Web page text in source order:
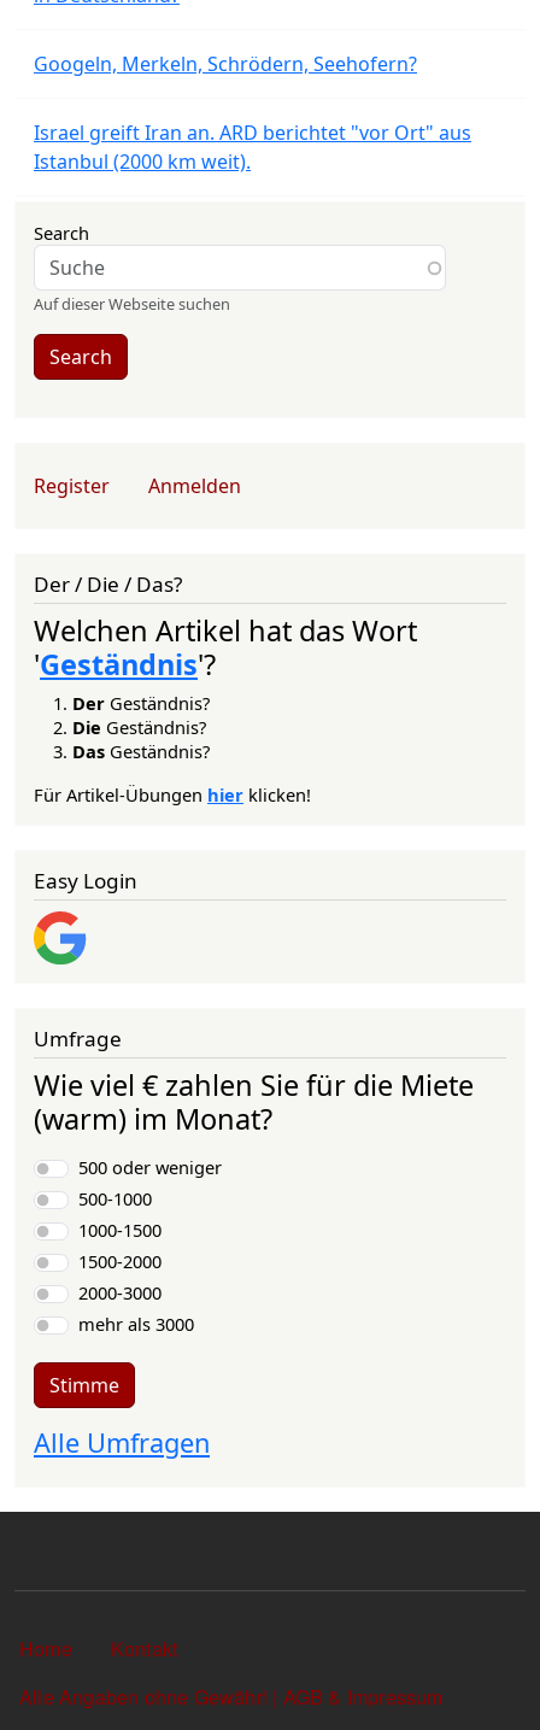
Googeln, Merkeln, Schrödern, Seehofern?
Israel greift Iran an. ARD berichtet "vor Ort" aus
Istanbul (2000 km weit).
Search
Auf dieser Webseite suchen
Search
User account menu
Register Anmelden
Der / Die / Das?
Welchen Artikel hat das Wort
'Geständnis'?
Der Geständnis?
Die Geständnis?
Das Geständnis?
Für Artikel-Übungen hier klicken!
Easy Login
Umfrage
Wie viel € zahlen Sie für die Miete
(warm) im Monat?
Auswahlmöglichkeiten
500 oder weniger
500-1000
1000-1500
1500-2000
2000-3000
mehr als 3000
Stimme
Alle Umfragen
Sekundärlinks
Home
Kontakt
Alle Angaben ohne Gewähr! | AGB & Impressum